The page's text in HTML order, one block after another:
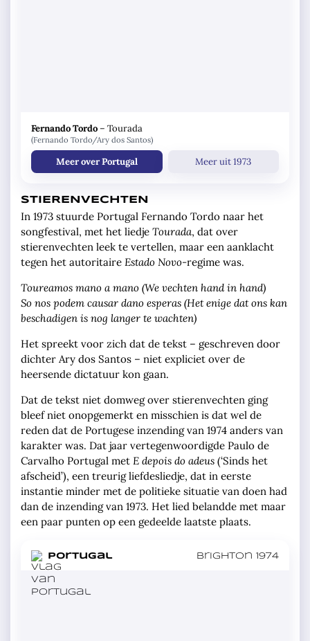
Fernando Tordo – Tourada
(Fernando Tordo/Ary dos Santos)
Meer over Portugal Meer uit 1973
STIERENVECHTEN
In 1973 stuurde Portugal Fernando Tordo naar het
songfestival, met het liedje Tourada, dat over
stierenvechten leek te vertellen, maar een aanklacht
tegen het autoritaire Estado Novo-regime was.
Toureamos mano a mano (We vechten hand in hand)
So nos podem causar dano esperas (Het enige dat ons kan
beschadigen is nog langer te wachten)
Het spreekt voor zich dat de tekst – geschreven door
dichter Ary dos Santos – niet expliciet over de
heersende dictatuur kon gaan.
Dat de tekst niet domweg over stierenvechten ging
bleef niet onopgemerkt en misschien is dat wel de
reden dat de Portugese inzending van 1974 anders van
karakter was. Dat jaar vertegenwoordigde Paulo de
Carvalho Portugal met E depois do adeus (‘Sinds het
afscheid’), een treurig liefdesliedje, dat in eerste
instantie minder met de politieke situatie van doen had
dan de inzending van 1973. Het lied belandde met maar
een paar punten op een gedeelde laatste plaats.
Portugal
in Brighton 1974